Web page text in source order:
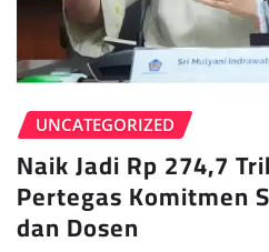
UNCATEGORIZED
Naik Jadi Rp 274,7
Pertegas Komitmen
dan Dosen